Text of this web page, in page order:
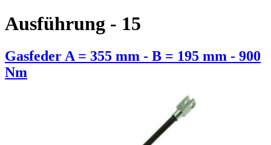
Ausführung - 15
Gasfeder A = 355 mm - B = 195 mm - 900
Nm